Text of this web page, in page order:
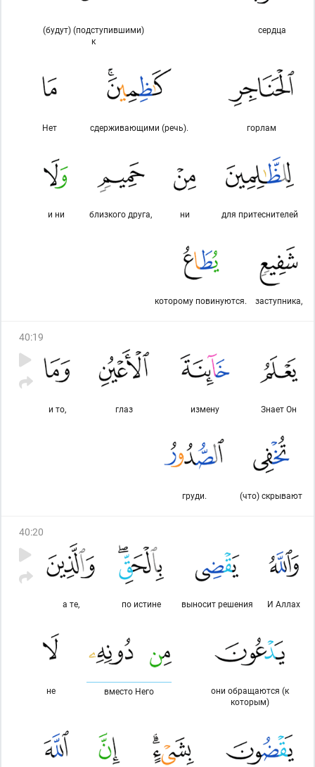
сердца
(будут) (подступившими)
к
горлам
сдерживающими (речь).
Нет
для притеснителей
ни
близкого друга,
и ни
заступника,
которому повинуются.
40:19
Знает Он
измену
глаз
и то,
(что) скрывают
груди.
40:20
И Аллах
выносит решения
по истине
а те,
они обращаются (к
которым)
вместо Него
не